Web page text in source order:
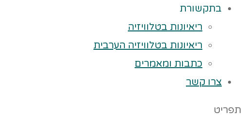
בתקשורת
ריאיונות בטלוויזיה
ריאיונות בטלוויזיה הערבית
כתבות ומאמרים
צרו קשר
תפריט